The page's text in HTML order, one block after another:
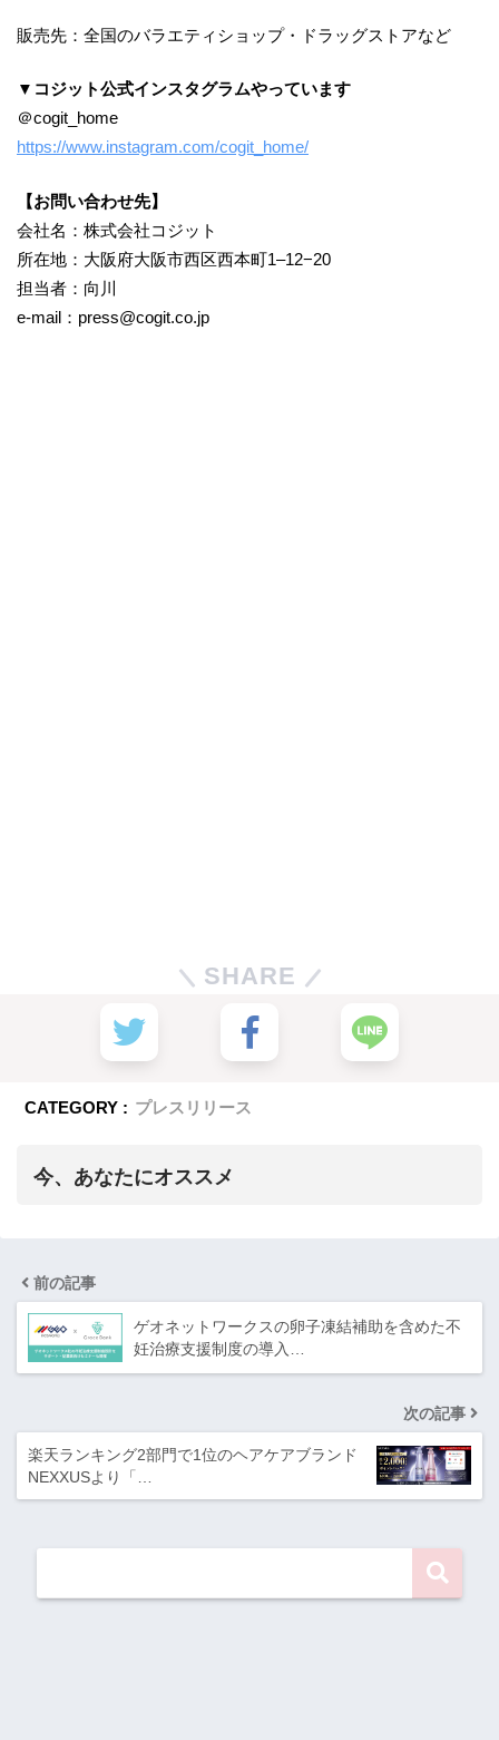
販売先：全国のバラエティショップ・ドラッグストアなど
▼コジット公式インスタグラムやっています
＠cogit_home
https://www.instagram.com/cogit_home/
【お問い合わせ先】
会社名：株式会社コジット
所在地：大阪府大阪市西区西本町1–12−20
担当者：向川
e-mail：press@cogit.co.jp
SHARE
CATEGORY : プレスリリース
今、あなたにオススメ
前の記事
ゲオネットワークスの卵子凍結補助を含めた不
妊治療支援制度の導入…
次の記事
楽天ランキング2部門で1位のヘアケアブランド
NEXXUSより「…